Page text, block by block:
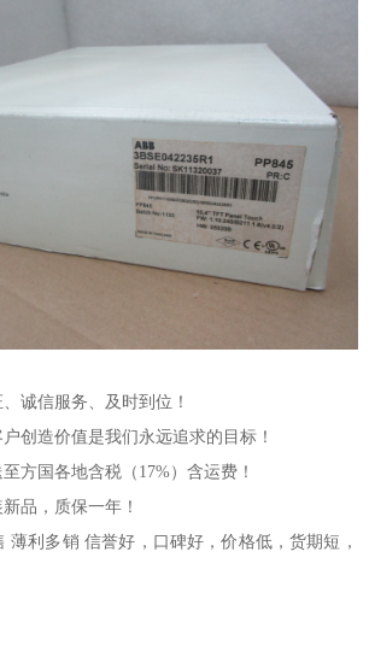
、诚信服务、及时到位！
户创造价值是我们永远追求的目标！
至方国各地含税（17%）含运费！
品，质保一年！
薄利多销 信誉好，口碑好，价格低，货期短，